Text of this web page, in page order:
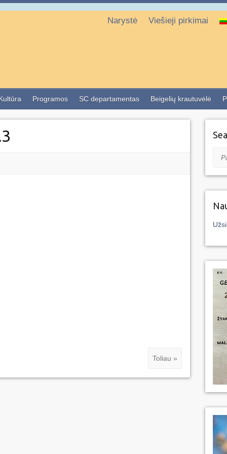
Narystė Viešieji pirkimai
Programos SC departamentas Beigelių krautuvėlė
Toliau »